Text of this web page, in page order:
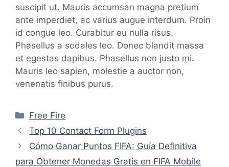
suscipit ut. Mauris accumsan magna pretium
ante imperdiet, ac varius augue interdum. Proin
id congue leo. Curabitur eu nulla risus.
Phasellus a sodales leo. Donec blandit massa
et egestas dapibus. Phasellus non justo mi.
Mauris leo sapien, molestie a auctor non,
venenatis finibus purus.
Categorías
Free Fire
Top 10 Contact Form Plugins
Cómo Ganar Puntos FIFA: Guía Definitiva
para Obtener Monedas Gratis en FIFA Mobile